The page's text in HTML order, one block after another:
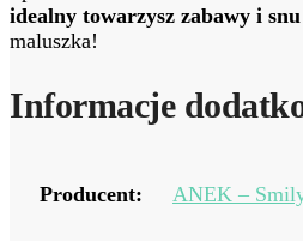
idealny towarzysz zabawy i snu
maluszka!
Informacje
Producent: ANEK –